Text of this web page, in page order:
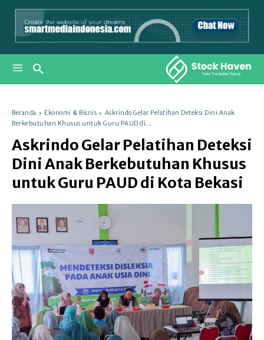
Beranda Ekonomi & Bisnis
Askrindo Gelar Pelatihan Deteksi Dini Anak
Berkebutuhan Khusus untuk Guru PAUD di...
Askrindo Gelar Pelatihan Deteksi
Dini Anak Berkebutuhan Khusus
untuk Guru PAUD di Kota Bekasi